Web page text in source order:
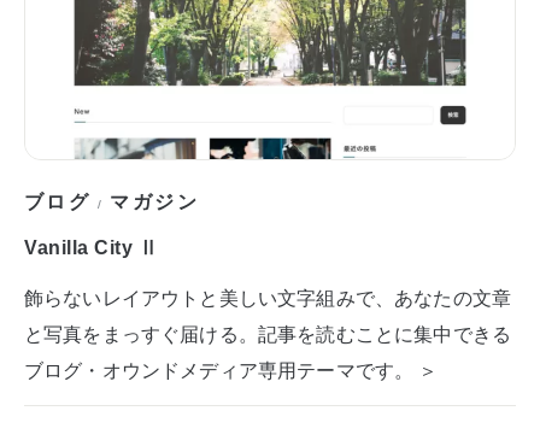
ブログ / マガジン
Vanilla City Ⅱ
飾らないレイアウトと美しい文字組みで、あなたの文章
と写真をまっすぐ届ける。記事を読むことに集中できる
ブログ・オウンドメディア専用テーマです。 ＞